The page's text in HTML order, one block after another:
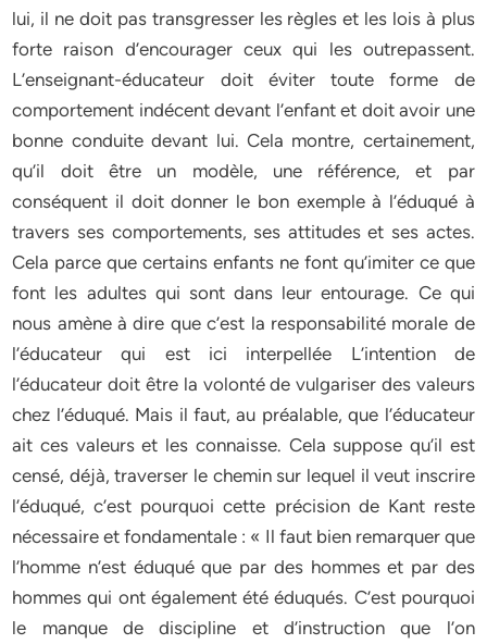
lui, il ne doit pas transgresser les règles et les lois à plus
forte raison d’encourager ceux qui les outrepassent.
L’enseignant-éducateur doit éviter toute forme de
comportement indécent devant l’enfant et doit avoir une
bonne conduite devant lui. Cela montre, certainement,
qu’il doit être un modèle, une référence, et par
conséquent il doit donner le bon exemple à l’éduqué à
travers ses comportements, ses attitudes et ses actes.
Cela parce que certains enfants ne font qu’imiter ce que
font les adultes qui sont dans leur entourage. Ce qui
nous amène à dire que c’est la responsabilité morale de
l’éducateur qui est ici interpellée L’intention de
l’éducateur doit être la volonté de vulgariser des valeurs
chez l’éduqué. Mais il faut, au préalable, que l’éducateur
ait ces valeurs et les connaisse. Cela suppose qu’il est
censé, déjà, traverser le chemin sur lequel il veut inscrire
l’éduqué, c’est pourquoi cette précision de Kant reste
nécessaire et fondamentale : « Il faut bien remarquer que
l’homme n’est éduqué que par des hommes et par des
hommes qui ont également été éduqués. C’est pourquoi
le manque de discipline et d’instruction que l’on